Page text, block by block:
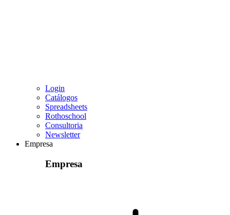
Login
Catálogos
Spreadsheets
Rothoschool
Consultoria
Newsletter
Empresa
Empresa